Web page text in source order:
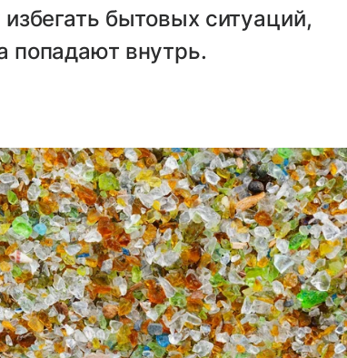
бытовых ситуаций,
попадают внутрь.